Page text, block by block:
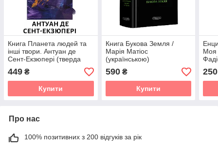
Книга Планета людей та
інші твори. Антуан де
Сент-Екзюпері (тверда
обкладинка) (українською)
449 ₴
Купити
Книга Букова Земля /
Марія Матіос
(українською)
590₴
Купити
Моя
250
Про нас
100% позитивних з 200 відгуків за рік